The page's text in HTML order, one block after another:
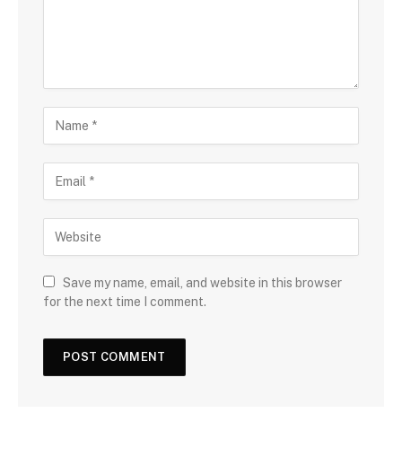
Save my name, email, and website in this browser
for the next time I comment.